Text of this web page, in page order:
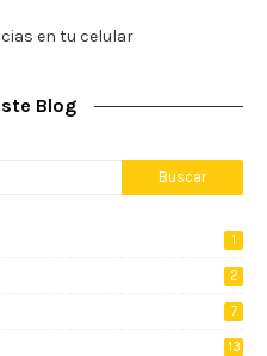
en tu celular
Blog
1
2
7
13